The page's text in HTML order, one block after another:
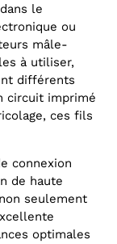
le
ou
mâle-
à utiliser,
différents
circuit imprimé
ces fils
connexion
de haute
seulement
optimales